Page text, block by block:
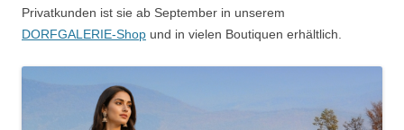
Privatkunden ist sie ab September in unserem
DORFGALERIE-Shop und in vielen Boutiquen erhältlich.